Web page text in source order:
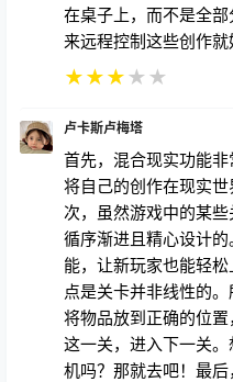
在桌子上，而不是全
来远程控制这些创作就
★★★★ ★
卢卡斯卢梅塔
首先，混合现实功能
将自己的创作在现实
次，虽然游戏中的某
循序渐进且精心设计
能，让新玩家也能轻
点是关卡并非线性的
将物品放到正确的位
这一关，进入下一关
机吗？那就去吧！最